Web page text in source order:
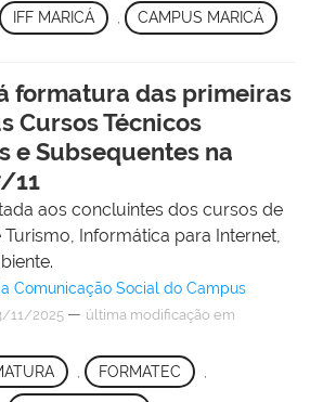
IFF MARICÁ , CAMPUS MARICÁ
formatura das primeiras
Cursos Técnicos
e Subsequentes na
11
aos concluintes dos cursos de
Informática para Internet,
Comunicação Social do Campus
11/2025 — última modificação em
FORMATEC